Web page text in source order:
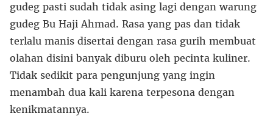
gudeg pasti sudah tidak asing lagi dengan warung
gudeg Bu Haji Ahmad. Rasa yang pas dan tidak
terlalu manis disertai dengan rasa gurih membuat
olahan disini banyak diburu oleh pecinta kuliner.
Tidak sedikit para pengunjung yang ingin
menambah dua kali karena terpesona dengan
kenikmatannya.